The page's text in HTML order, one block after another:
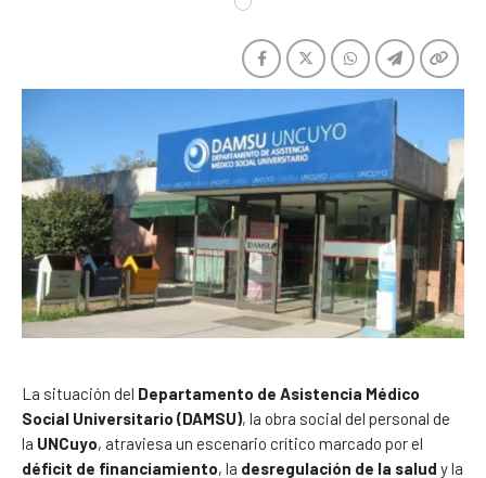
La situación del Departamento de Asistencia Médico
Social Universitario (DAMSU), la obra social del personal de
la UNCuyo, atraviesa un escenario crítico marcado por el
déficit de financiamiento, la desregulación de la salud y la